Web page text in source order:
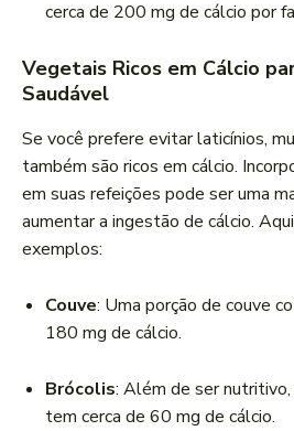
cerca de 200 mg de cálcio por
Vegetais Ricos em Cálcio
Saudável
Se você prefere evitar laticínios,
também são ricos em cálcio.
em suas refeições pode ser uma
aumentar a ingestão de cálcio.
exemplos:
Couve: Uma porção de couve
180 mg de cálcio.
Brócolis: Além de ser
tem cerca de 60 mg de cálcio.